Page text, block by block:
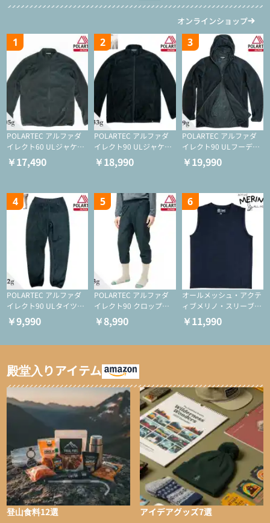
オンラインショップ
1
POLARTEC アルファダ
イレクト60 ULジャケッ
ト（登山/ミドルレイヤ
ー/化繊ジャケット）
￥17,490
2
POLARTEC アルファダ
イレクト90 ULジャケッ
ト（アクティブインサレ
ーション/ミドルレイヤ
￥18,990
3
POLARTEC アルファダ
イレクト90 ULフーディ
（アクティブインサレー
ション/ミドルレイヤー/
￥19,990
4
POLARTEC アルファダ
イレクト90 ULタイツ
（アクティブインサレー
ション/テント泊用パジ
￥9,990
5
POLARTEC アルファダ
イレクト90 クロップド
ULタイツ（アクティブ
インサレーション/テン
￥8,990
6
オールメッシュ・アクテ
ィブメリノ・スリーブレ
ス
￥11,990
殿堂入りアイテム
登山食料12選 アイデアグッズ7選